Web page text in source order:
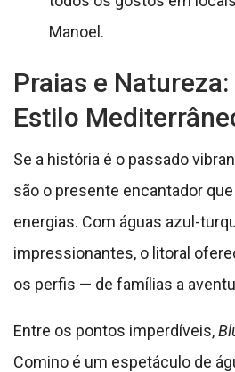
Manoel.
Praias e
Estilo
Se a história é o passado
são o presente encantador
energias. Com águas azul-
impressionantes, o litoral
os perfis — de famílias a
Entre os pontos imperdíveis,
Comino é um espetáculo de